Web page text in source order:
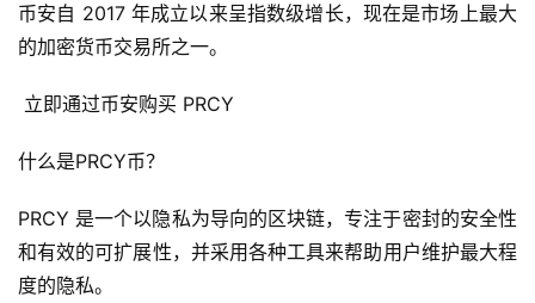
币安自 2017 年成立以来呈指数级增长，现在是市场上最大
的加密货币交易所之一。
立即通过币安购买 PRCY
什么是PRCY币？
PRCY 是一个以隐私为导向的区块链，专注于密封的安全性
和有效的可扩展性，并采用各种工具来帮助用户维护最大程
度的隐私。